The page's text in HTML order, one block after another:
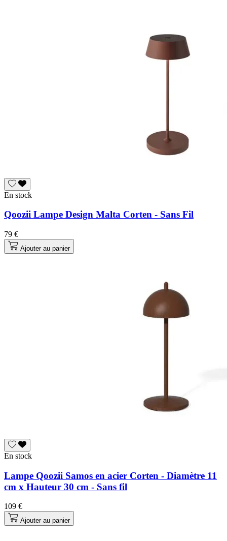
En stock
Qoozii Lampe Design Malta Corten - Sans Fil
79 €
Ajouter au panier
En stock
Lampe Qoozii Samos en acier Corten - Diamètre 11
cm x Hauteur 30 cm - Sans fil
109 €
Ajouter au panier